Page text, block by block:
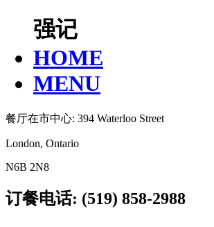
强记
HOME
MENU
餐厅在市中心: 394 Waterloo Street
London, Ontario
N6B 2N8
订餐电话: (519) 858-2988